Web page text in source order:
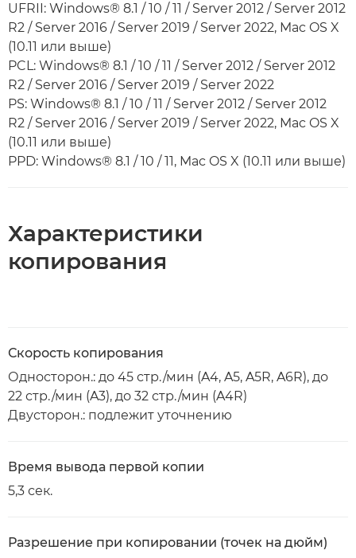
UFRII: Windows® 8.1 / 10 / 11 / Server 2012 / Server 2012
R2 / Server 2016 / Server 2019 / Server 2022, Mac OS X
(10.11 или выше)
PCL: Windows® 8.1 / 10 / 11 / Server 2012 / Server 2012
R2 / Server 2016 / Server 2019 / Server 2022
PS: Windows® 8.1 / 10 / 11 / Server 2012 / Server 2012
R2 / Server 2016 / Server 2019 / Server 2022, Mac OS X
(10.11 или выше)
PPD: Windows® 8.1 / 10 / 11, Mac OS X (10.11 или выше)
Характеристики
копирования
Скорость копирования
Односторон.: до 45 стр./мин (A4, A5, A5R, A6R), до
22 стр./мин (A3), до 32 стр./мин (A4R)
Двусторон.: подлежит уточнению
Время вывода первой копии
5,3 сек.
Разрешение при копировании (точек на дюйм)